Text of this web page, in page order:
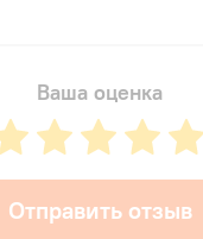
Ваша оценка
Отправить отзыв